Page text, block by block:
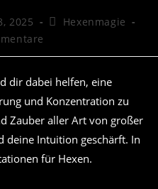
2025
Beitrags-
Hexenmagie
dir dabei helfen, eine
und Konzentration zu
Zauber aller Art von großer
deine Intuition geschärft. In
für Hexen.